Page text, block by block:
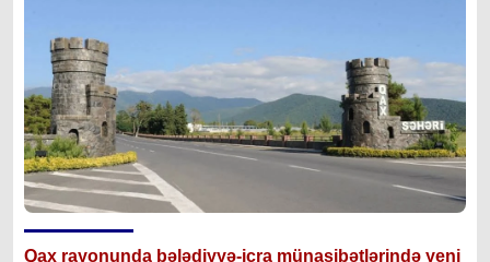
Qax rayonunda bələdiyyə-icra münasibətlərində yeni